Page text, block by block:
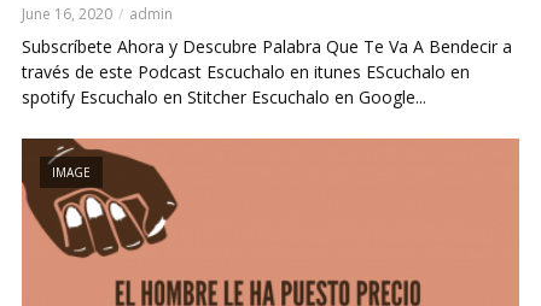
June 16, 2020 admin
Subscríbete Ahora y Descubre Palabra Que Te Va A Bendecir a
través de este Podcast Escuchalo en itunes EScuchalo en
spotify Escuchalo en Stitcher Escuchalo en Google...
IMAGE